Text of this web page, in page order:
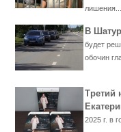
лишения...
В
будет
обочин
Третий
2025 г. в